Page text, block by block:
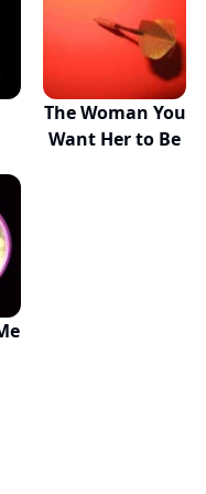
The Woman You
Want Her to Be